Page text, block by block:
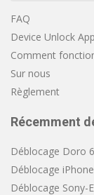
FAQ
Device Unlock App
Comment
Sur nous
Règlement
Récemment
Déblocage Doro
Déblocage
Déblocage Sony-